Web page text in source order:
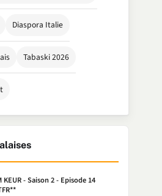
Diaspora Italie
Tabaski 2026
KEUR - Saison 2 - Episode 14